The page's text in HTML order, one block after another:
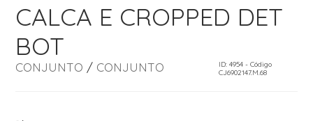
CALCA E CROPPED DET
BOT
CONJUNTO / CONJUNTO
ID: 4954 - Código
CJ6902147.M.68